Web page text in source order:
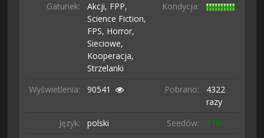
Gatunek: Akcji, FPP,
Science Fiction,
FPS, Horror,
Sieciowe,
Kooperacja,
Strzelanki
Kondycja:
Wyświetlenia: 90541 Pobrano:
4322
razy
Język:
polski Seedów:
110